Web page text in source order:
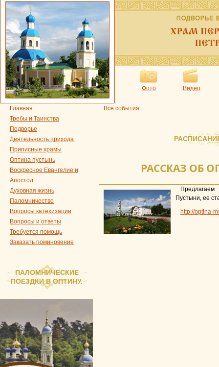
Фото Видео
Главная
Требы и Таинства
Подворье
Деятельность прихода
Приписные храмы
Оптина пустынь
Воскресное Евангелие и
Апостол
Духовная жизнь
Паломничество
Вопросы катехизации
Вопросы и ответы
Требуется помощь
Заказать поминовение
ПАЛОМНИЧЕСКИЕ
ПОЕЗДКИ В ОПТИНУ.
Все события
РАССКАЗ ОБ
Пустыни, ее
http://optina-